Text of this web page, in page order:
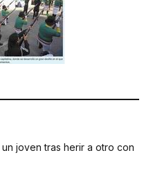
joven tras herir a otro con